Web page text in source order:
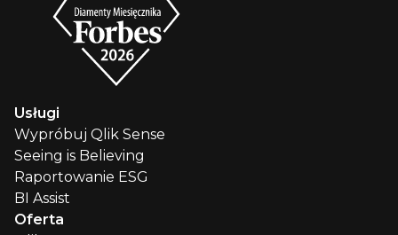
Usługi
Wypróbuj Qlik Sense
Seeing is Believing
Raportowanie ESG
BI Assist
Oferta